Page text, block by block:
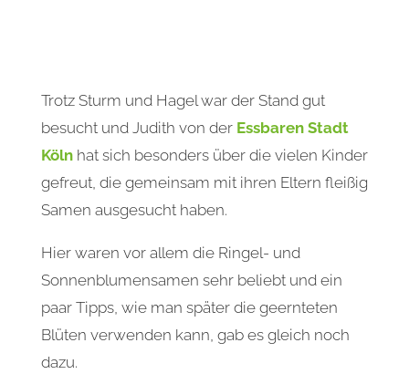
Trotz Sturm und Hagel war der Stand gut
besucht und Judith von der Essbaren Stadt
Köln hat sich besonders über die vielen Kinder
gefreut, die gemeinsam mit ihren Eltern fleißig
Samen ausgesucht haben.
Hier waren vor allem die Ringel- und
Sonnenblumensamen sehr beliebt und ein
paar Tipps, wie man später die geernteten
Blüten verwenden kann, gab es gleich noch
dazu.